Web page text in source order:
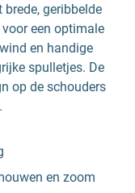
geribbelde
een optimale
en handige
spulletjes. De
op de schouders
en zoom